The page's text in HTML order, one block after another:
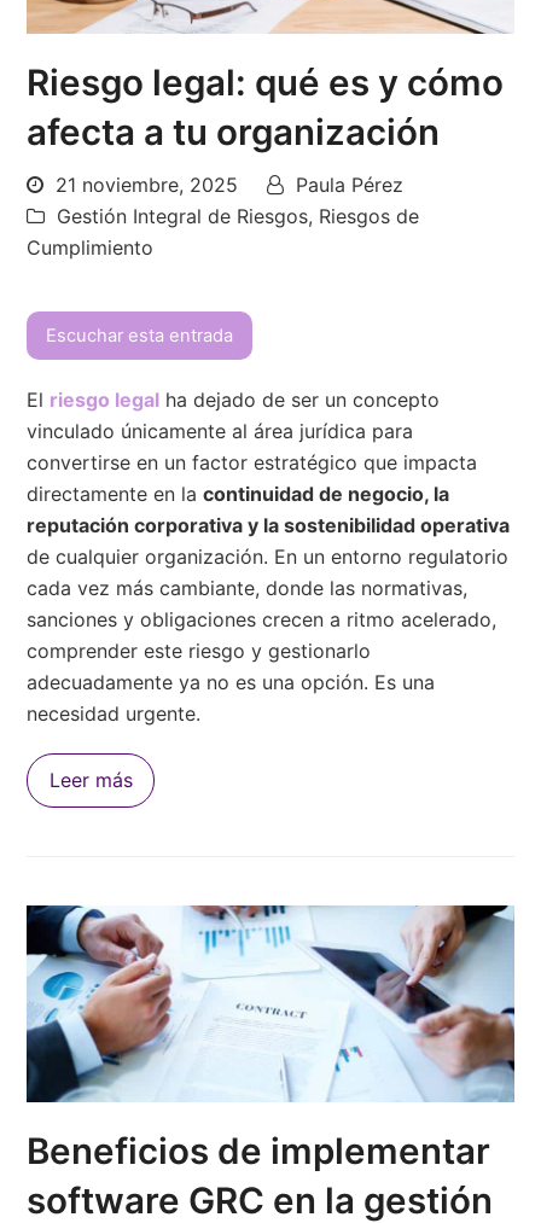
Riesgo legal: qué es y cómo
afecta a tu organización
21 noviembre, 2025
Paula Pérez
Gestión Integral de Riesgos, Riesgos de
Cumplimiento
Escuchar esta entrada
El riesgo legal ha dejado de ser un concepto
vinculado únicamente al área jurídica para
convertirse en un factor estratégico que impacta
directamente en lacontinuidad de negocio, la
reputación corporativa y la sostenibilidad operativa
de cualquier organización. En un entorno regulatorio
cada vez más cambiante, donde las normativas,
sanciones y obligaciones crecen a ritmo acelerado,
comprender este riesgo y gestionarlo
adecuadamente ya no es una opción. Es una
necesidad urgente.
Leer más
Beneficios de implementar
software GRC en la gestión